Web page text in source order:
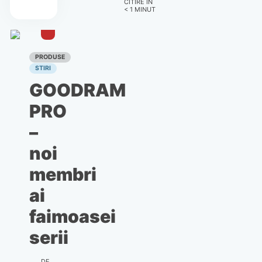
4S ?
CITIRE ÎN
< 1 MINUT
PRODUSE
STIRI
GOODRAM
PRO
–
noi
membri
ai
faimoasei
serii